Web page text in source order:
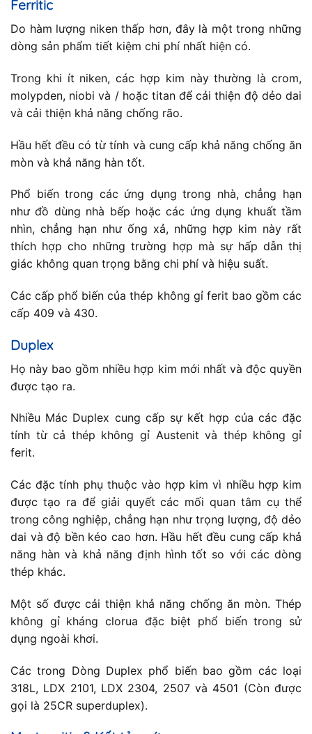
Ferritic
Do hàm lượng niken thấp hơn, đây là một trong những
dòng sản phẩm tiết kiệm chi phí nhất hiện có.
Trong khi ít niken, các hợp kim này thường là crom,
molypden, niobi và / hoặc titan để cải thiện độ dẻo dai
và cải thiện khả năng chống rão.
Hầu hết đều có từ tính và cung cấp khả năng chống ăn
mòn và khả năng hàn tốt.
Phổ biến trong các ứng dụng trong nhà, chẳng hạn
như đồ dùng nhà bếp hoặc các ứng dụng khuất tầm
nhìn, chẳng hạn như ống xả, những hợp kim này rất
thích hợp cho những trường hợp mà sự hấp dẫn thị
giác không quan trọng bằng chi phí và hiệu suất.
Các cấp phổ biến của thép không gỉ ferit bao gồm các
cấp 409 và 430.
Duplex
Họ này bao gồm nhiều hợp kim mới nhất và độc quyền
được tạo ra.
Nhiều Mác Duplex cung cấp sự kết hợp của các đặc
tính từ cả thép không gỉ Austenit và thép không gỉ
ferit.
Các đặc tính phụ thuộc vào hợp kim vì nhiều hợp kim
được tạo ra để giải quyết các mối quan tâm cụ thể
trong công nghiệp, chẳng hạn như trọng lượng, độ dẻo
dai và độ bền kéo cao hơn. Hầu hết đều cung cấp khả
năng hàn và khả năng định hình tốt so với các dòng
thép khác.
Một số được cải thiện khả năng chống ăn mòn. Thép
không gỉ kháng clorua đặc biệt phổ biến trong sử
dụng ngoài khơi.
Các trong Dòng Duplex phổ biến bao gồm các loại
318L, LDX 2101, LDX 2304, 2507 và 4501 (Còn được
gọi là 25CR superduplex).